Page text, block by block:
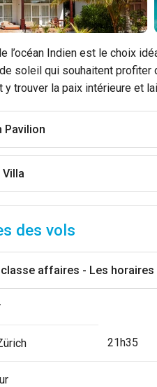
l’océan Indien est le choix
soleil qui souhaitent profiter
y trouver la paix intérieure et
Pavilion
Villa
des vols
affaires - Les
21h35